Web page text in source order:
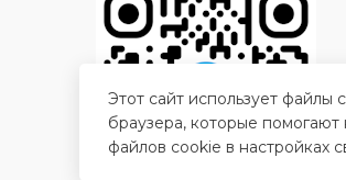
Этот сайт использует
браузера, которые
файлов cookie в настройках